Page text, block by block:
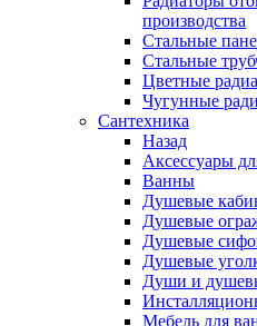
производства
Стальные
Стальные
Цветные
Чугунные
Сантехника
Назад
Аксессуары
Ванны
Душевые
Душевые
Душевые
Душевые
Души и
Мебель для